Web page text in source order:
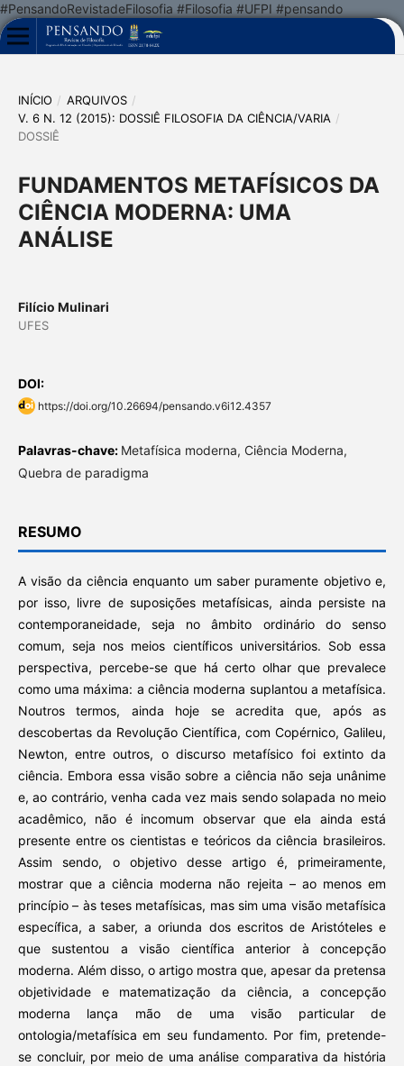
#PensandoRevistadeFilosofia #Filosofia #UFPI #pensando
INÍCIO / ARQUIVOS /
V. 6 N. 12 (2015): DOSSIÊ FILOSOFIA DA CIÊNCIA/VARIA /
DOSSIÊ
FUNDAMENTOS METAFÍSICOS DA
CIÊNCIA MODERNA: UMA
ANÁLISE
Filício Mulinari
UFES
DOI:
https://doi.org/10.26694/pensando.v6i12.4357
Palavras-chave: Metafísica moderna, Ciência Moderna,
Quebra de paradigma
RESUMO
A visão da ciência enquanto um saber puramente objetivo e,
por isso, livre de suposições metafísicas, ainda persiste na
contemporaneidade, seja no âmbito ordinário do senso
comum, seja nos meios científicos universitários. Sob essa
perspectiva, percebe-se que há certo olhar que prevalece
como uma máxima: a ciência moderna suplantou a metafísica.
Noutros termos, ainda hoje se acredita que, após as
descobertas da Revolução Científica, com Copérnico, Galileu,
Newton, entre outros, o discurso metafísico foi extinto da
ciência. Embora essa visão sobre a ciência não seja unânime
e, ao contrário, venha cada vez mais sendo solapada no meio
acadêmico, não é incomum observar que ela ainda está
presente entre os cientistas e teóricos da ciência brasileiros.
Assim sendo, o objetivo desse artigo é, primeiramente,
mostrar que a ciência moderna não rejeita – ao menos em
princípio – às teses metafísicas, mas sim uma visão metafísica
específica, a saber, a oriunda dos escritos de Aristóteles e
que sustentou a visão científica anterior à concepção
moderna. Além disso, o artigo mostra que, apesar da pretensa
objetividade e matematização da ciência, a concepção
moderna lança mão de uma visão particular de
ontologia/metafísica em seu fundamento. Por fim, pretende-
se concluir, por meio de uma análise comparativa da história